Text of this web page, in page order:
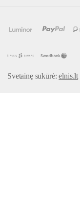
Svetainę sukūrė:elnis.lt